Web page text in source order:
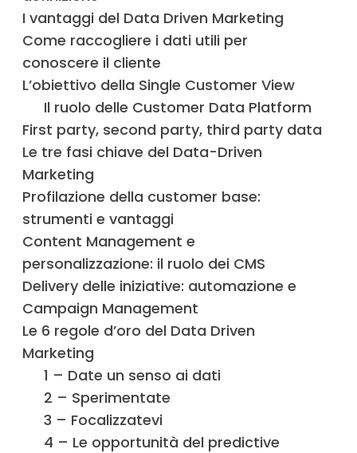
I vantaggi del Data Driven Marketing
Come raccogliere i dati utili per
conoscere il cliente
L’obiettivo della Single Customer View
Il ruolo delle Customer Data Platform
First party, second party, third party data
Le tre fasi chiave del Data-Driven
Marketing
Profilazione della customer base:
strumenti e vantaggi
Content Management e
personalizzazione: il ruolo dei CMS
Delivery delle iniziative: automazione e
Campaign Management
Le 6 regole d’oro del Data Driven
Marketing
1 – Date un senso ai dati
2 – Sperimentate
3 – Focalizzatevi
4 – Le opportunità del predictive